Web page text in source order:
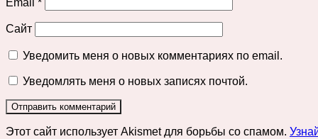
Email *
Сайт
Уведомить меня о новых комментариях по email.
Уведомлять меня о новых записях почтой.
Этот сайт использует Akismet для борьбы со спамом.